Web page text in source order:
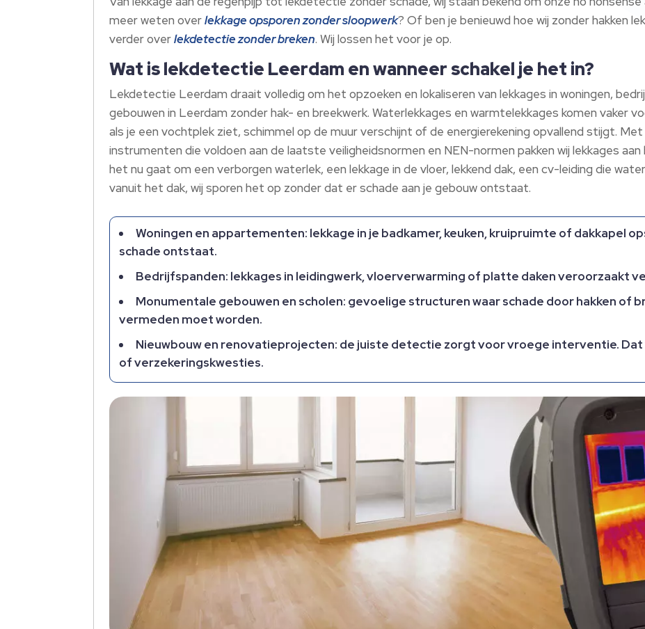
meer weten overlekkage opsporen zonder sloopwerk? Of ben je benieuwd hoe wij zonder hakken
verder overlekdetectie zonder breken.​ Wij lossen het voor je op.​
Wat is lekdetectie Leerdam en wanneer schakel je het in?
Lekdetectie Leerdam draait volledig om het opzoeken en lokaliseren van lekkages in woningen,
gebouwen in Leerdam zonder hak- en breekwerk.​ Waterlekkages en warmtelekkages komen vaker
als je een vochtplek ziet, schimmel op de muur verschijnt of de energierekening opvallend stijgt.​
instrumenten die voldoen aan de laatste veiligheidsnormen en NEN-normen pakken wij lekkages
het nu gaat om een verborgen waterlek, een lekkage in de vloer, lekkend dak, een cv-leiding die
vanuit het dak, wij sporen het op zonder dat er schade aan je gebouw ontstaat.​
Woningen en appartementen: lekkage in je badkamer, keuken, kruipruimte of dakkapel
schade ontstaat.​
Bedrijfspanden: lekkages in leidingwerk, vloerverwarming of platte daken veroorzaakt
Monumentale gebouwen en scholen: gevoelige structuren waar schade door hakken of
vermeden moet worden.​
Nieuwbouw en renovatieprojecten: de juiste detectie zorgt voor vroege interventie.​
of verzekeringskwesties.​